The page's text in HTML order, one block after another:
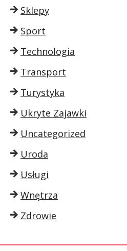
Sklepy
Sport
Technologia
Transport
Turystyka
Ukryte Zajawki
Uncategorized
Uroda
Usługi
Wnętrza
Zdrowie